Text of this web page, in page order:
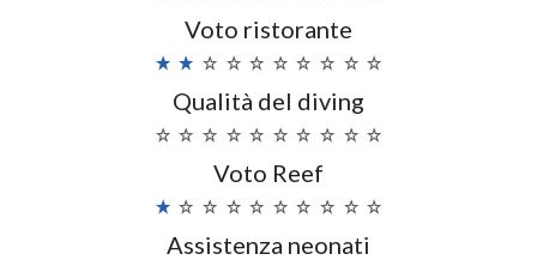
Voto ristorante
Qualità del diving
Voto Reef
Assistenza neonati